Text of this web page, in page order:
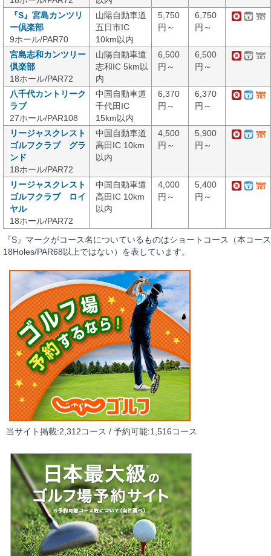
『S』宮島カンツリ
ー倶楽部
9ホール/PAR70
山陽自動車道
五日市IC
10km以内
5,750
円～
6,750
円～
宮島志和カンツリー
倶楽部
18ホール/PAR72
山陽自動車道
志和IC 5km以
内
6,500
円～
6,500
円～
八千代カントリーク
ラブ
27ホール/PAR108
中国自動車道
千代田IC
15km以内
6,370
円～
6,370
円～
リージャスクレスト
ゴルフクラブ グラ
ンド
18ホール/PAR72
中国自動車道
高田IC 10km
以内
4,500
円～
5,900
円～
リージャスクレスト
ゴルフクラブ ロイ
ヤル
18ホール/PAR72
中国自動車道
高田IC 10km
以内
4,000
円～
5,400
円～
『S』マークがコース名についているものはショートコース（本コース
18Holes/PAR68以上ではない）を表しています。
当サイト掲載:2,312コース / 予約可能:1,516コース